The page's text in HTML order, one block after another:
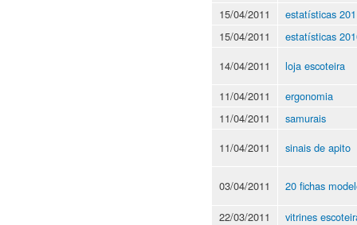
15/04/2011
estatísticas
15/04/2011
estatísticas
14/04/2011
loja escoteira
11/04/2011
ergonomia
11/04/2011
samurais
11/04/2011
sinais de apito
03/04/2011 20 fichas
22/03/2011
vitrines